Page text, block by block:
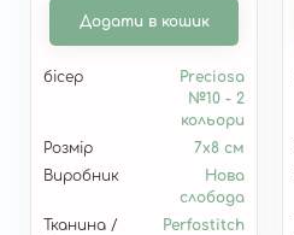
Додати в кошик
бісер
Preciosa
№10 - 2
кольори
Розмір
7х8 см
Виробник
Нова
слобода
Тканина /
Perfostitch